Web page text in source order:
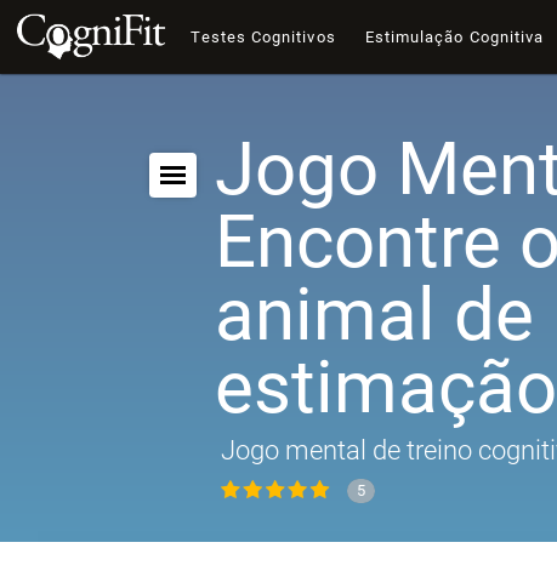
Testes Cognitivos Estimulação Cognitiva
Jogo
Encontre
animal de
estimação
Jogo mental de treino
5